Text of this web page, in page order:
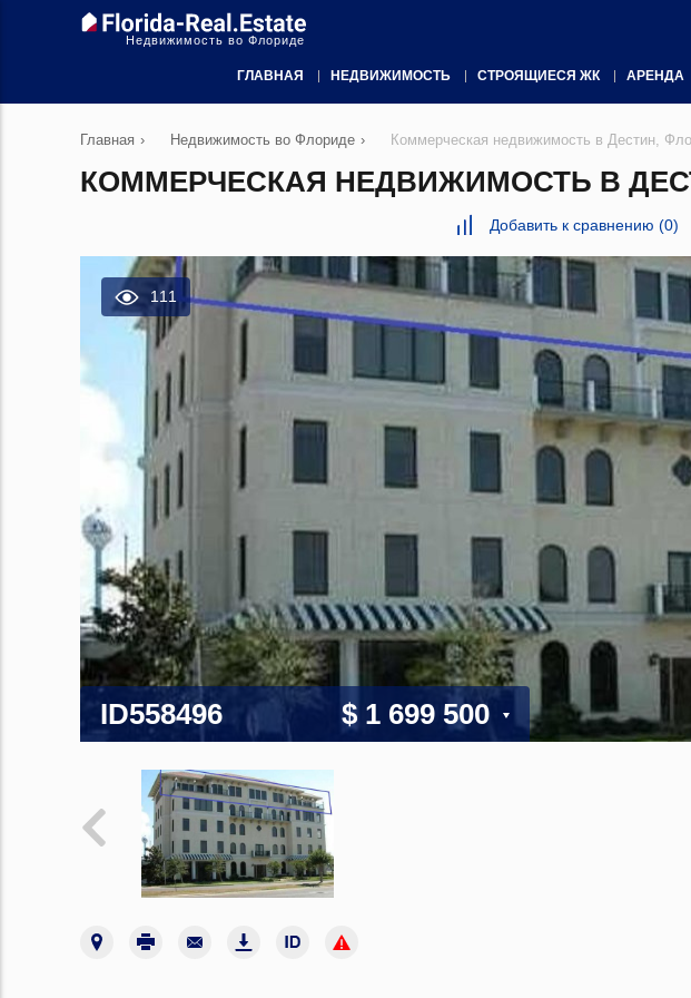
Недвижимость во Флориде
ГЛАВНАЯ НЕДВИЖИМОСТЬ СТРОЯЩИЕСЯ ЖК АРЕНДА
Главная › Недвижимость во Флориде › Коммерческая недвижимость в Дестин,
КОММЕРЧЕСКАЯ НЕДВИЖИМОСТЬ В
Добавить к сравнению (0)
111
ID558496 $ 1 699 500